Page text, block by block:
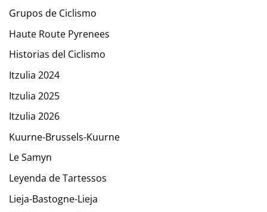
Grupos de Ciclismo
Haute Route Pyrenees
Historias del Ciclismo
Itzulia 2024
Itzulia 2025
Itzulia 2026
Kuurne-Brussels-Kuurne
Le Samyn
Leyenda de Tartessos
Lieja-Bastogne-Lieja